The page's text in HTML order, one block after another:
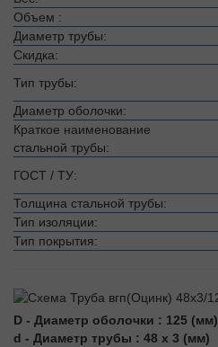
Объем :
Диаметр трубы:
Скидка:
Тип трубы:
Диаметр оболочки:
Краткое наименование
стальной трубы:
ГОСТ / ТУ:
Толщина стальной трубы:
Тип изоляции:
Тип покрытия:
D - Диаметр оболочки : 125 (мм)
d - Диаметр трубы : 48 х 3 (мм)